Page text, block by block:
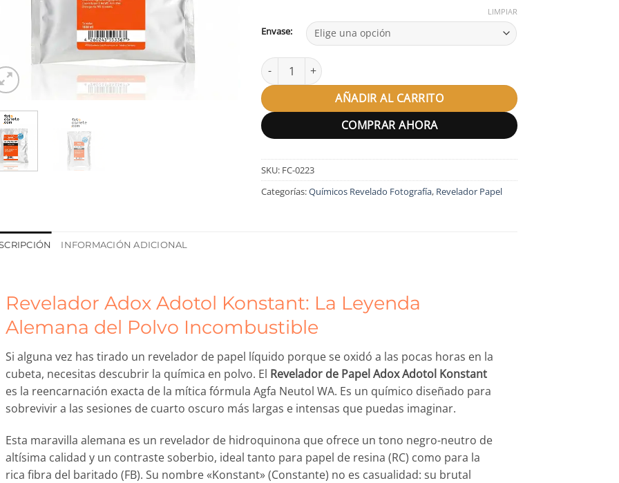
Envase:
LIMPIAR
Revelador Adox Adotol Konstant cantidad
AÑADIR AL CARRITO
COMPRAR AHORA
SKU: FC-0223
Categorías:Químicos Revelado Fotografía, Revelador Papel
INFORMACIÓN ADICIONAL
Revelador Adox Adotol Konstant: La Leyenda
Alemana del Polvo Incombustible
Si alguna vez has tirado un revelador de papel líquido porque se oxidó a las pocas horas en la
cubeta, necesitas descubrir la química en polvo. El Revelador de Papel Adox Adotol Konstant
es la reencarnación exacta de la mítica fórmula Agfa Neutol WA. Es un químico diseñado para
sobrevivir a las sesiones de cuarto oscuro más largas e intensas que puedas imaginar.
Esta maravilla alemana es un revelador de hidroquinona que ofrece un tono negro-neutro de
altísima calidad y un contraste soberbio, ideal tanto para papel de resina (RC) como para la
rica fibra del baritado (FB). Su nombre «Konstant» (Constante) no es casualidad: su brutal